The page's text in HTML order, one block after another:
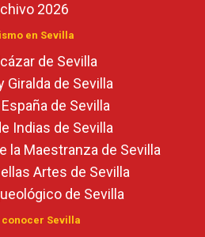
2026
en Sevilla
de Sevilla
Giralda de Sevilla
de Sevilla
Indias de Sevilla
la Maestranza de Sevilla
Artes de Sevilla
de Sevilla
conocer Sevilla